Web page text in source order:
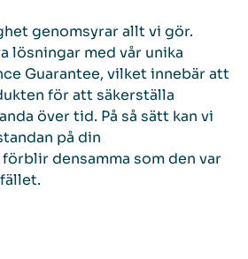
genomsyrar allt vi gör.
lösningar med vår unika
Guarantee, vilket innebär att
för att säkerställa
över tid. På så sätt kan vi
på din
densamma som den var